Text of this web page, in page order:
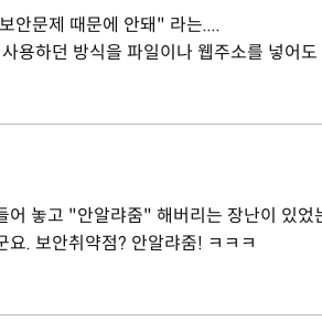
안문제 때문에 안돼" 라는....
용하던 방식을 파일이나 웹주소를 넣어
어 놓고 "안알랴줌" 해버리는 장난이 있었
. 보안취약점? 안알랴줌! ㅋㅋㅋ